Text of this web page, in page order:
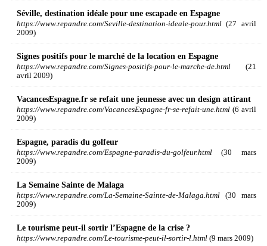
Séville, destination idéale pour une escapade en Espagne
https://www.repandre.com/Seville-destination-ideale-pour.html (27 avril
2009)
Signes positifs pour le marché de la location en Espagne
https://www.repandre.com/Signes-positifs-pour-le-marche-de.html (21
avril 2009)
VacancesEspagne.fr se refait une jeunesse avec un design attirant
https://www.repandre.com/VacancesEspagne-fr-se-refait-une.html (6 avril
2009)
Espagne, paradis du golfeur
https://www.repandre.com/Espagne-paradis-du-golfeur.html (30 mars
2009)
La Semaine Sainte de Malaga
https://www.repandre.com/La-Semaine-Sainte-de-Malaga.html (30 mars
2009)
Le tourisme peut-il sortir l’Espagne de la crise ?
https://www.repandre.com/Le-tourisme-peut-il-sortir-l.html (9 mars 2009)